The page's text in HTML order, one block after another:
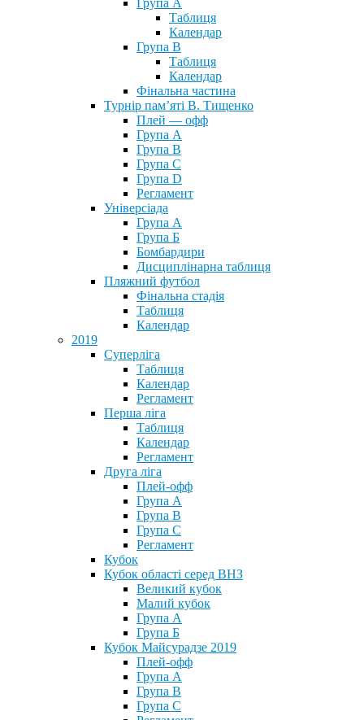
Група А
Таблиця
Календар
Група В
Таблиця
Календар
Фінальна частина
Турнір пам’яті В. Тищенко
Плей — офф
Група А
Група B
Група С
Група D
Регламент
Універсіада
Група А
Група Б
Бомбардири
Дисциплінарна таблиця
Пляжний футбол
Фінальна стадія
Таблиця
Календар
2019
Суперліга
Таблиця
Календар
Регламент
Перша ліга
Таблиця
Календар
Регламент
Друга ліга
Плей-офф
Група А
Група В
Група С
Регламент
Кубок
Кубок області серед ВНЗ
Великий кубок
Малий кубок
Група А
Група Б
Кубок Майсурадзе 2019
Плей-офф
Група А
Група В
Група С